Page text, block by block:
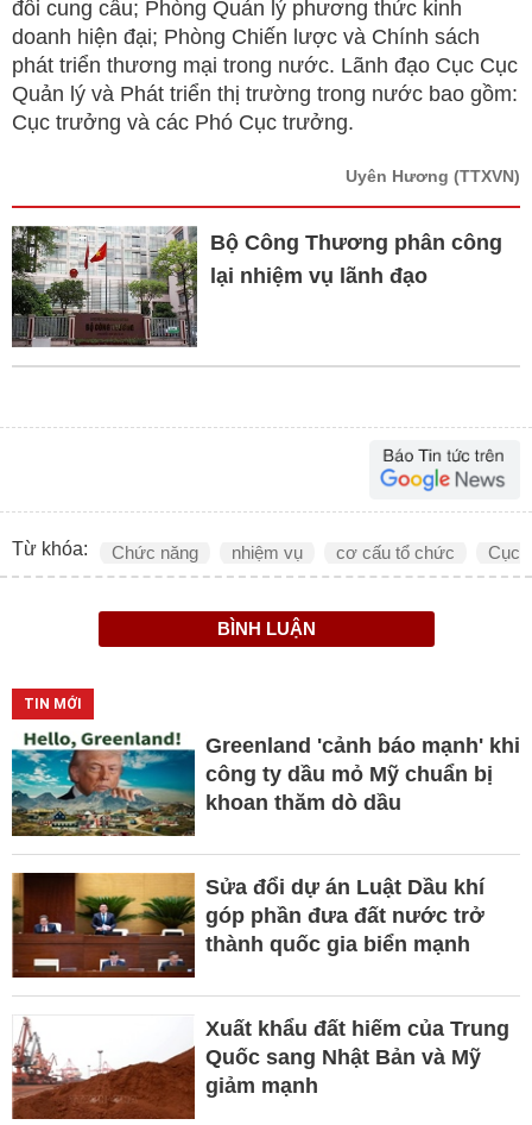
đối cung cầu; Phòng Quản lý phương thức kinh
doanh hiện đại; Phòng Chiến lược và Chính sách
phát triển thương mại trong nước. Lãnh đạo Cục Cục
Quản lý và Phát triển thị trường trong nước bao gồm:
Cục trưởng và các Phó Cục trưởng.
Uyên Hương (TTXVN)
Bộ Công Thương phân công
lại nhiệm vụ lãnh đạo
Từ khóa: Chức năng nhiệm vụ cơ cấu tổ chức Cục
BÌNH LUẬN
TIN MỚI
Greenland 'cảnh báo mạnh' khi
công ty dầu mỏ Mỹ chuẩn bị
khoan thăm dò dầu
Sửa đổi dự án Luật Dầu khí
góp phần đưa đất nước trở
thành quốc gia biển mạnh
Xuất khẩu đất hiếm của Trung
Quốc sang Nhật Bản và Mỹ
giảm mạnh